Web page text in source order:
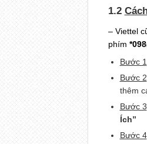
1.2
– Viettel
phím
Bước 1
Bước 2
thêm
Bước 3
Ích”
Bước 4